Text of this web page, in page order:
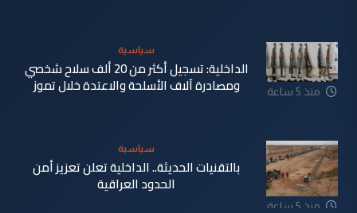
منذ 5 ساعة
سياسية
الداخلية: تسجيل أكثر من 20 ألف سلاح شخصي
ومصادرة آلاف الأسلحة والاعتدة خلال تموز
منذ 5 ساعة
سياسية
بالتقنيات الحديثة.. الداخلية تعلن تعزيز أمن
الحدود العراقية